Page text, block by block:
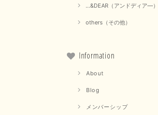
...&DEAR（アンドディア―）
others（その他）
Information
About
Blog
メンバーシップ